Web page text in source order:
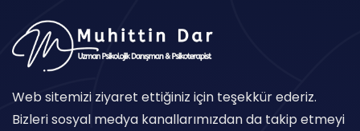
Web sitemizi ziyaret ettiğiniz için teşekkür ederiz.
Bizleri sosyal medya kanallarımızdan da takip etmeyi